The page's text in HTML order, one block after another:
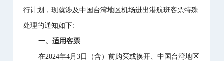
行计划，现就涉及中国台湾地区机场进出港航班客票特殊
处理的通知如下:
一、适用客票
在2024年4月3日（含）前购买或换开、中国台湾地区